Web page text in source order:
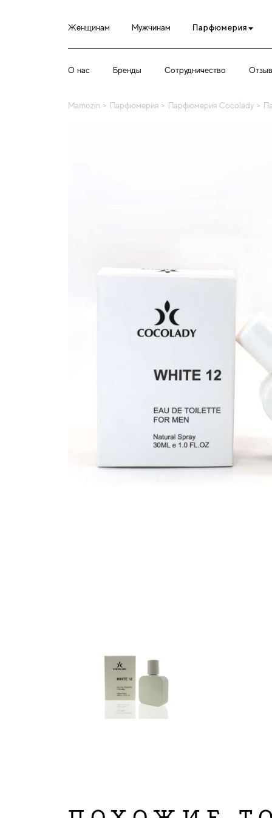
Женщинам Мужчинам Парфюмерия
О нас Бренды Сотрудничество
Mamozin > Парфюмерия > Парфюмерия Cocolady >